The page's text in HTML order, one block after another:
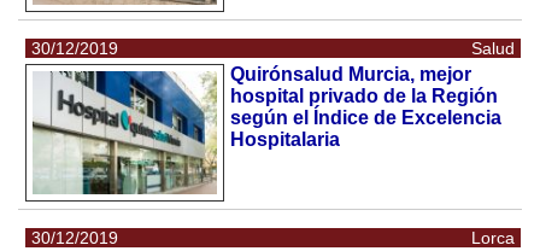
30/12/2019 Salud
Quirónsalud Murcia, mejor
hospital privado de la Región
según el Índice de Excelencia
Hospitalaria
30/12/2019 Lorca